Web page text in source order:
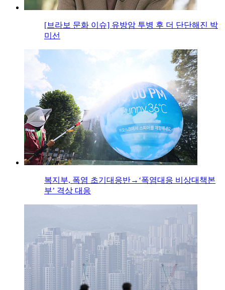
[브라보 문화 이슈] 유방암 투병 후 더 단단해진 박
미선
복지부, 폭염 초기대응반→‘폭염대응 비상대책본
부’ 격상 대응